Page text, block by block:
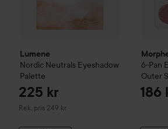
Lumene
Nordic Neutrals Eyeshadow
Palette
225 kr
Rek. pris 249 kr
Rekommenderat pris 249 kr
6-Pan
Outer
186